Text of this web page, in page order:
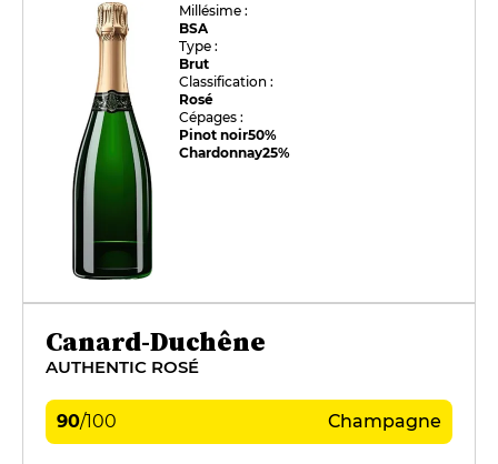
Millésime :
BSA
Type :
Brut
Classification :
Rosé
Cépages :
Pinot noir50%
Chardonnay25%
Canard-Duchêne
AUTHENTIC ROSÉ
90/100 Champagne